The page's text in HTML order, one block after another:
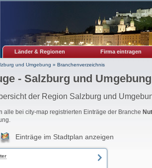
Länder & Regionen Firma eintragen
und Umgebung » Branchenverzeichnis
- Salzburg und Umgebung
der Region Salzburg und
alle bei city-map registrierten Einträge der Branche
Einträge im Stadtplan anzeigen